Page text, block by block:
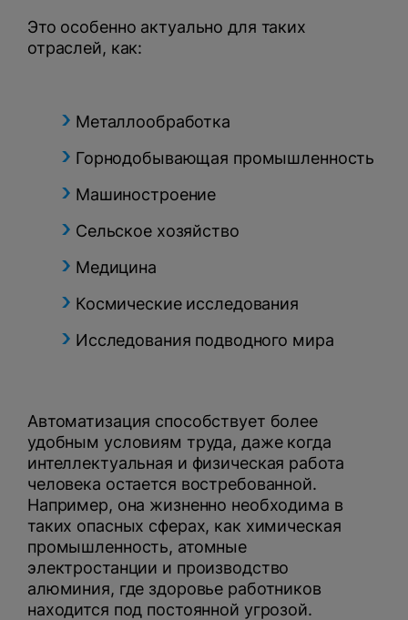
Это особенно актуально для таких
отраслей, как:
Металлообработка
Горнодобывающая промышленность
Машиностроение
Сельское хозяйство
Медицина
Космические исследования
Исследования подводного мира
Автоматизация способствует более
удобным условиям труда, даже когда
интеллектуальная и физическая работа
человека остается востребованной.
Например, она жизненно необходима в
таких опасных сферах, как химическая
промышленность, атомные
электростанции и производство
алюминия, где здоровье работников
находится под постоянной угрозой.